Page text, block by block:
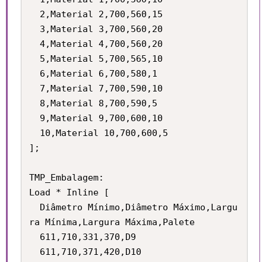
];
TMP_Embalagem:
Load * Inline [
ra Mínima,Largura Máxima,Palete